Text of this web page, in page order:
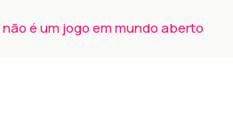
não é um jogo em mundo aberto